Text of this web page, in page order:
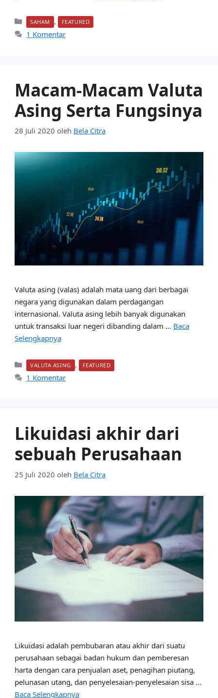
Kategori
SAHAM , FEATURED
1 Komentar
Macam-Macam Valuta
Asing Serta Fungsinya
28 Juli 2020 oleh Bela Citra
Valuta asing (valas) adalah mata uang dari berbagai
negara yang digunakan dalam perdagangan
internasional. Valuta asing lebih banyak digunakan
untuk transaksi luar negeri dibanding dalam … Baca
Selengkapnya
Kategori
VALUTA ASING , FEATURED
1 Komentar
Likuidasi akhir dari
sebuah Perusahaan
25 Juli 2020 oleh Bela Citra
Likuidasi adalah pembubaran atau akhir dari suatu
perusahaan sebagai badan hukum dan pemberesan
harta dengan cara penjualan aset, penagihan piutang,
pelunasan utang, dan penyelesaian-penyelesaian sisa …
Baca Selengkapnya